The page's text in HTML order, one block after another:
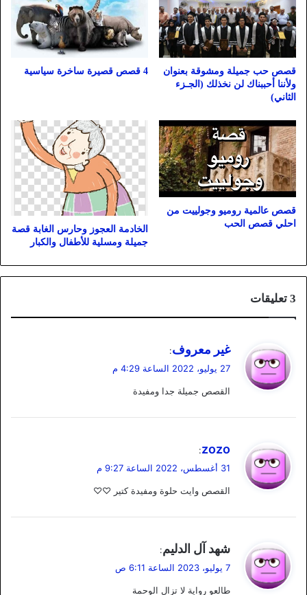
قصص حب جميلة ومشوقة بعنوان
ولأننا أحببناك لن نخذلك (الجـزء
الثاني)
4 قصص قصيرة ساخرة سياسية
قصص عالمية روميو وجولييت من
احلي قصص الحب
الخادمة العجوز وحارس الغابة قصة
جميلة ومسلية للأطفال والكبار
‫3 تعليقات
ي
ل
غير معروف:
27 يوليو، 2022 الساعة 4:29 م
القصص جميلة جدا ومفيدة
ي
ل
zozo
:
31 أغسطس، 2022 الساعة 9:27 م
القصص وايت حلوة ومفيدة كتير ♡♡
يشهد آل الدليم:
7 يوليو، 2023 الساعة 6:11 ص
طالعو رواية لا تزال الوحمة